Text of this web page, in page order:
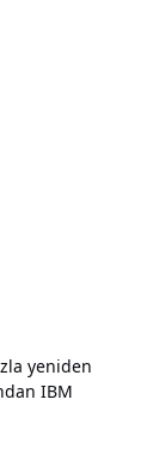
yeniden
IBM